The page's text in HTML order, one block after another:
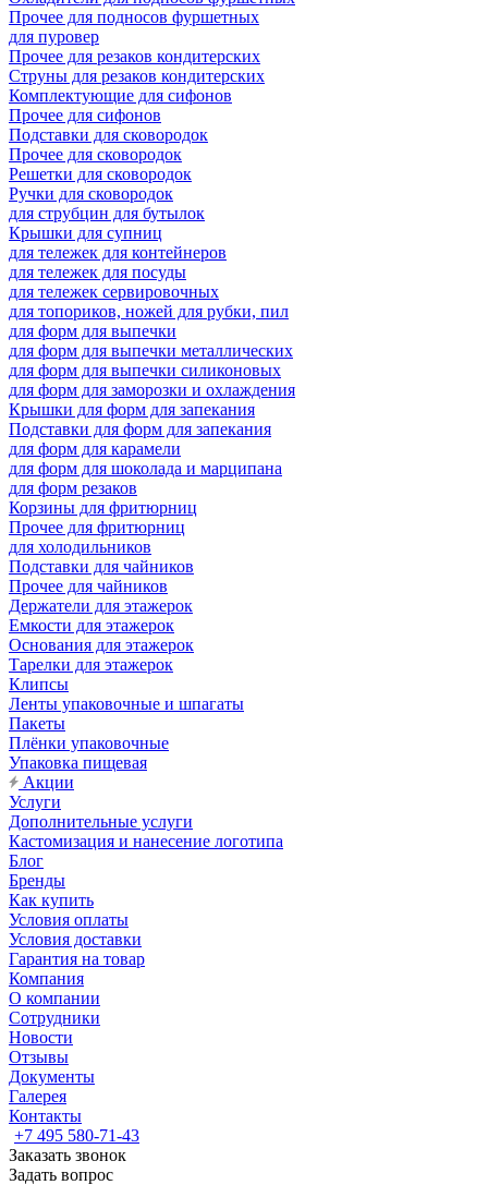
Прочее для подносов фуршетных
для пуровер
Прочее для резаков кондитерских
Струны для резаков кондитерских
Комплектующие для сифонов
Прочее для сифонов
Подставки для сковородок
Прочее для сковородок
Решетки для сковородок
Ручки для сковородок
для струбцин для бутылок
Крышки для супниц
для тележек для контейнеров
для тележек для посуды
для тележек сервировочных
для топориков, ножей для рубки, пил
для форм для выпечки
для форм для выпечки металлических
для форм для выпечки силиконовых
для форм для заморозки и охлаждения
Крышки для форм для запекания
Подставки для форм для запекания
для форм для карамели
для форм для шоколада и марципана
для форм резаков
Корзины для фритюрниц
Прочее для фритюрниц
для холодильников
Подставки для чайников
Прочее для чайников
Держатели для этажерок
Емкости для этажерок
Основания для этажерок
Тарелки для этажерок
Клипсы
Ленты упаковочные и шпагаты
Пакеты
Плёнки упаковочные
Упаковка пищевая
Акции
Услуги
Дополнительные услуги
Кастомизация и нанесение логотипа
Блог
Бренды
Как купить
Условия оплаты
Условия доставки
Гарантия на товар
Компания
О компании
Сотрудники
Новости
Отзывы
Документы
Галерея
Контакты
+7 495 580-71-43
Заказать звонок
Задать вопрос